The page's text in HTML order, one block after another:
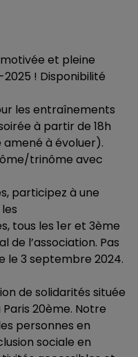
et pleine
! Disponibilité
les entraînements
à partir de 18h
à évoluer).
trinôme avec
participez à une
tous les 1er et 3ème
de l’association. Pas
le 3 septembre 2024.
de solidarités située
20ème. Notre
personnes en
sociale en